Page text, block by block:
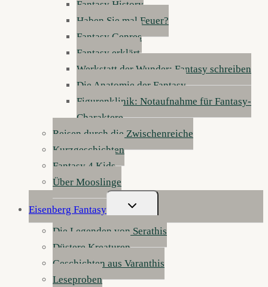
Fantasy History
Haben Sie mal Feuer?
Fantasy Genres
Fantasy erklärt
Werkstatt der Wunder: Fantasy schreiben
Die Anatomie der Fantasy
Figurenklinik: Notaufnahme für Fantasy-
Charaktere
Reisen durch die Zwischenreiche
Kurzgeschichten
Fantasy 4 Kids
Über Mooslinge
Eisenberg Fantasy
Untermenü
Umschalten
Die Legenden von Serathis
Düstere Kreaturen
Geschichten aus Varanthis
Leseproben